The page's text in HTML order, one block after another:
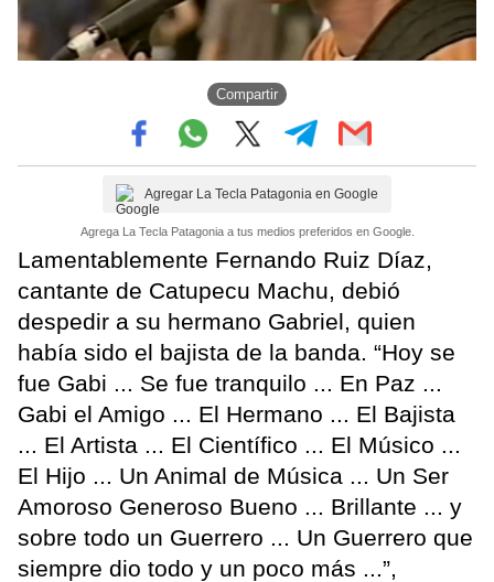
Compartir
Agregar La Tecla Patagonia en Google
Agrega La Tecla Patagonia a tus medios preferidos en Google.
Lamentablemente Fernando Ruiz Díaz,
cantante de Catupecu Machu, debió
despedir a su hermano Gabriel, quien
había sido el bajista de la banda. “Hoy se
fue Gabi ... Se fue tranquilo ... En Paz ...
Gabi el Amigo ... El Hermano ... El Bajista
... El Artista ... El Científico ... El Músico ...
El Hijo ... Un Animal de Música ... Un Ser
Amoroso Generoso Bueno ... Brillante ... y
sobre todo un Guerrero ... Un Guerrero que
siempre dio todo y un poco más ...”,